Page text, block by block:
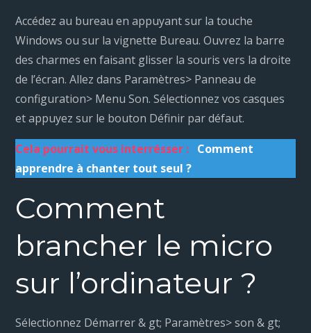
Accédez au bureau en appuyant sur la touche
Windows ou sur la vignette Bureau. Ouvrez la barre
des charmes en faisant glisser la souris vers la droite
de l’écran. Allez dans Paramètres> Panneau de
configuration> Menu Son. Sélectionnez vos casques
et appuyez sur le bouton Définir par défaut.
Cela pourrait vous interrésser : Comment
apprendre à chanter tout seul ?
Comment
brancher le micro
sur l’ordinateur ?
Sélectionnez Démarrer & gt; Paramètres> son & gt;